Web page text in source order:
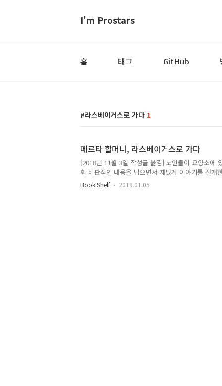
I'm Prostars
홈 태그 GitHub
라스베이거스로 가다 1
메르타 할머니, 라스베이거스로 가다
[2018년 11월 3일 작성글 옮김] 노인들이 요양소에
회 비판적인 내용을 담으면서 재밌게 이야기를 전
죄를 정당화 시키며 계속되는 우연과 뻔한 진행으로
다. 이동진 님이 재미없는 책은 중간에 던져도 된다
Book Shelf 2019.01.05